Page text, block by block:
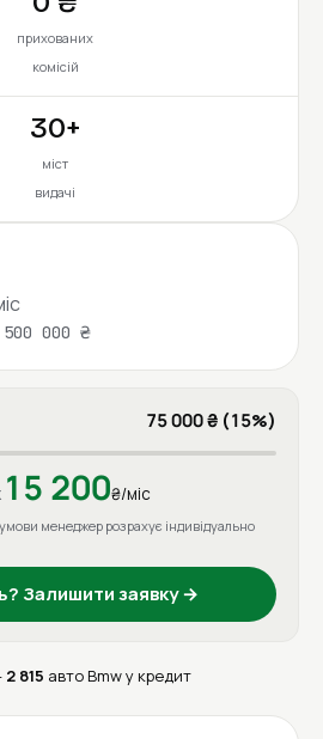
прихованих
комісій
30+
міст
видачі
000 ₴
75 000 ₴ (15%)
15 200₴/міс
менеджер розрахує індивідуально
Залишити заявку →
2 815 авто Bmw у кредит